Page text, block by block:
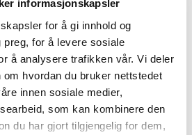
informasjonskapsler
for å gi innhold og
preg, for å levere sosiale
å analysere trafikken vår. Vi deler
hvordan du bruker nettstedet
innen sosiale medier,
som kan kombinere den
du har gjort tilgjengelig for dem,
Gjestehamn
50 Fortøying:
like ved
med vinmonopol,
på kaien.